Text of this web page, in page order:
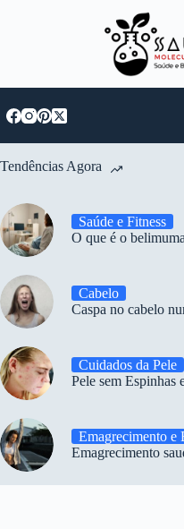
Tendências Agora
Saúde e Fitness
O que é o
Cabelo
Caspa no cabelo
Cuidados da Pele
Pele sem Espinhas
Emagrecimento e
Emagrecimento